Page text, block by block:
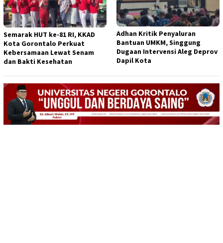
Semarak HUT ke-81 RI, KKAD
Kota Gorontalo Perkuat
Kebersamaan Lewat Senam
dan Bakti Kesehatan
Adhan Kritik Penyaluran
Bantuan UMKM, Singgung
Dugaan Intervensi Aleg Deprov
Dapil Kota